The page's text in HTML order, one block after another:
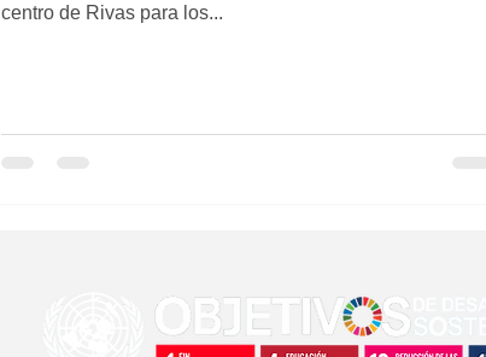
centro de Rivas para los...